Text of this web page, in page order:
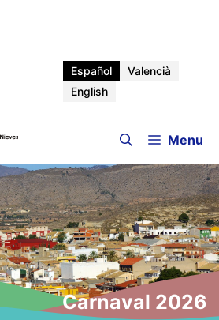
Español
Valencià
English
Menu
Carnaval 2026